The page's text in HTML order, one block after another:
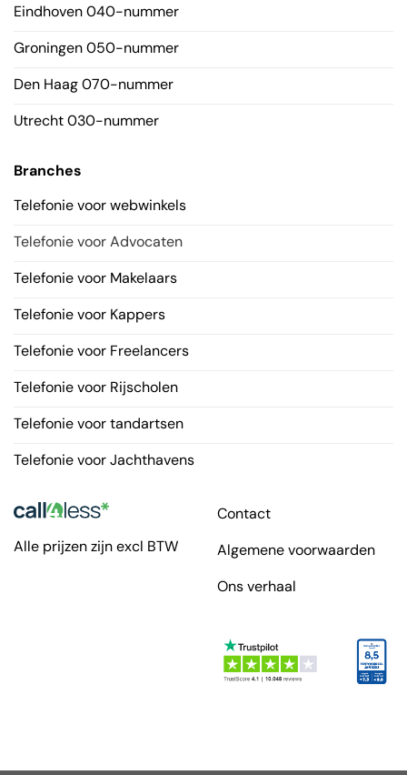
Eindhoven 040-nummer
Groningen 050-nummer
Den Haag 070-nummer
Utrecht 030-nummer
Branches
Telefonie voor webwinkels
Telefonie voor Advocaten
Telefonie voor Makelaars
Telefonie voor Kappers
Telefonie voor Freelancers
Telefonie voor Rijscholen
Telefonie voor tandartsen
Telefonie voor Jachthavens
Alle prijzen zijn excl BTW
Contact
Algemene voorwaarden
Ons verhaal